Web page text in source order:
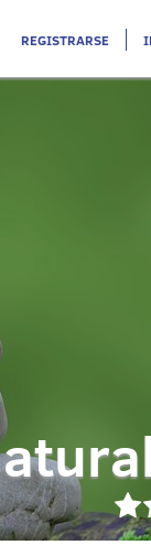
REGISTRARSE